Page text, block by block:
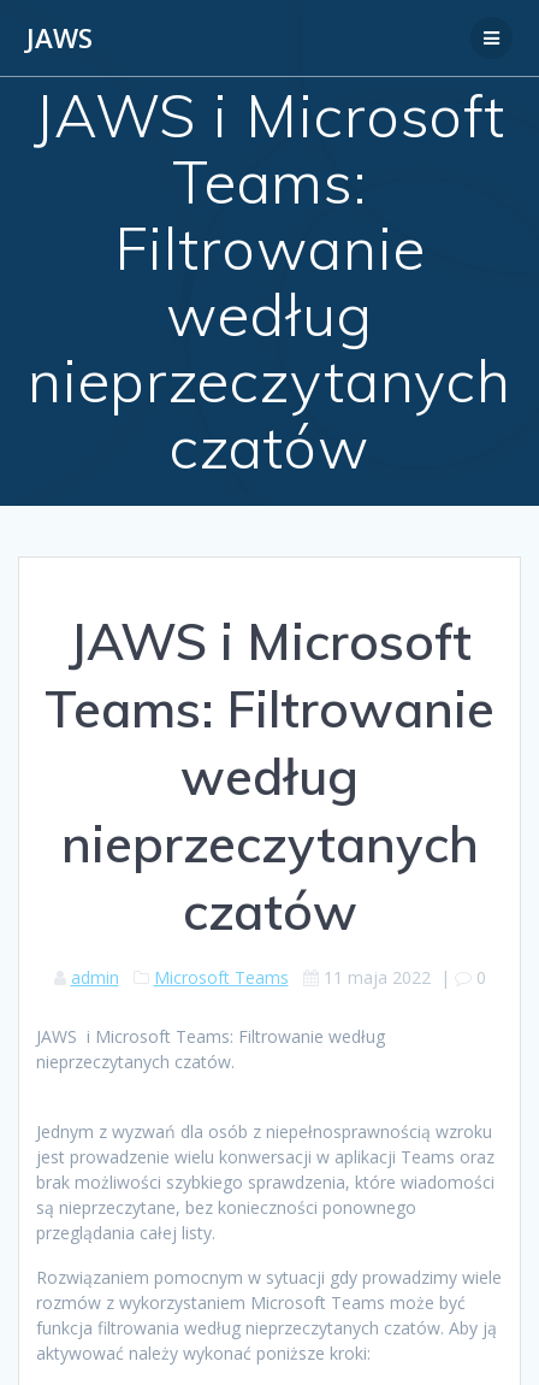
JAWS
JAWS i Microsoft
Teams:
Filtrowanie
według
nieprzeczytanych
czatów
JAWS i Microsoft
Teams: Filtrowanie
według
nieprzeczytanych
czatów
admin Microsoft Teams 11 maja 2022| 0
JAWS i Microsoft Teams: Filtrowanie według
nieprzeczytanych czatów.
Jednym z wyzwań dla osób z niepełnosprawnością wzroku
jest prowadzenie wielu konwersacji w aplikacji Teams oraz
brak możliwości szybkiego sprawdzenia, które wiadomości
są nieprzeczytane, bez konieczności ponownego
przeglądania całej listy.
Rozwiązaniem pomocnym w sytuacji gdy prowadzimy wiele
rozmów z wykorzystaniem Microsoft Teams może być
funkcja filtrowania według nieprzeczytanych czatów. Aby ją
aktywować należy wykonać poniższe kroki: